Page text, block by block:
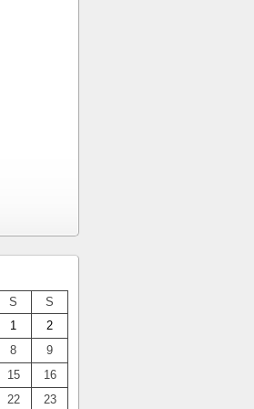
S
S
1
2
8
9
15
16
22
23